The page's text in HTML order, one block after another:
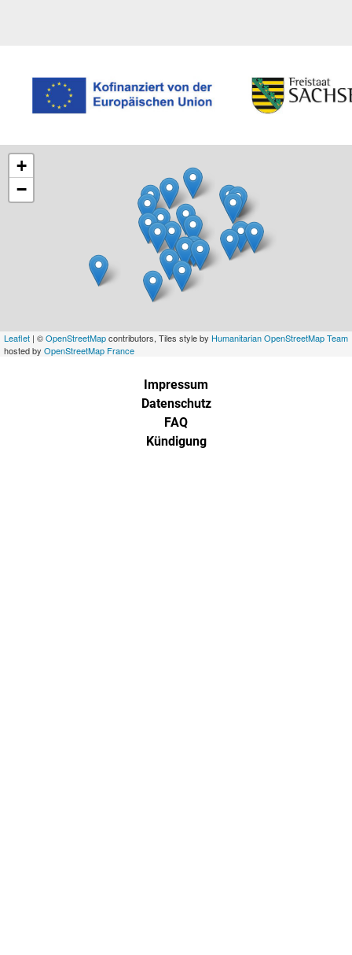
+
−
Leaflet | ©OpenStreetMapcontributors, Tiles style by Humanitarian OpenStreetMap Team
hosted by OpenStreetMap France
Impressum
Datenschutz
FAQ
Kündigung